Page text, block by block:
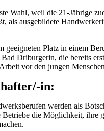
Wahl, weil die 21-Jährige
als ausgebildete
geeigneten Platz in einem
Driburgerin, die bereits
vor den jungen
in:
werden als
die Möglichkeit,